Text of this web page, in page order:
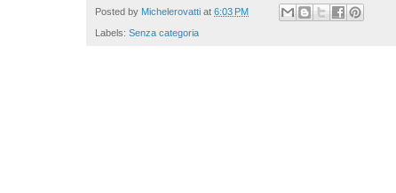
Posted by Michelerovatti at 6:03 PM
Labels: Senza categoria